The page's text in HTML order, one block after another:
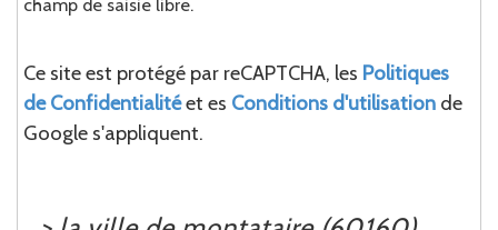
Ce site est protégé par reCAPTCHA, les Politiques
de Confidentialitéet es Conditions d'utilisation de
Google s'appliquent.